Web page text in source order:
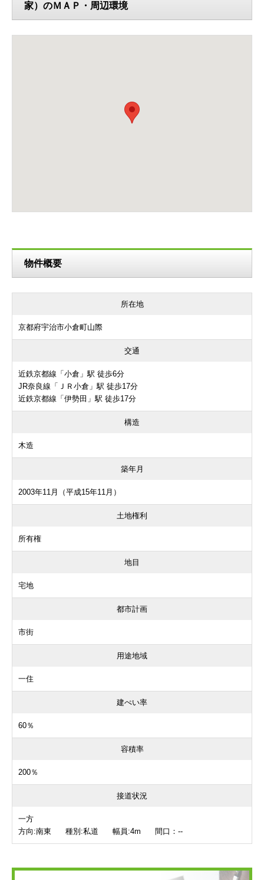
家）のＭＡＰ・周辺環境
物件概要
所在地
京都府宇治市小倉町山際
交通
近鉄京都線「小倉」駅 徒歩6分
JR奈良線「ＪＲ小倉」駅 徒歩17分
近鉄京都線「伊勢田」駅 徒歩17分
構造
木造
築年月
2003年11月（平成15年11月）
土地権利
所有権
地目
宅地
都市計画
市街
用途地域
一住
建ぺい率
60％
容積率
200％
接道状況
一方
方向:南東 種別:私道 幅員:4m 間口：--